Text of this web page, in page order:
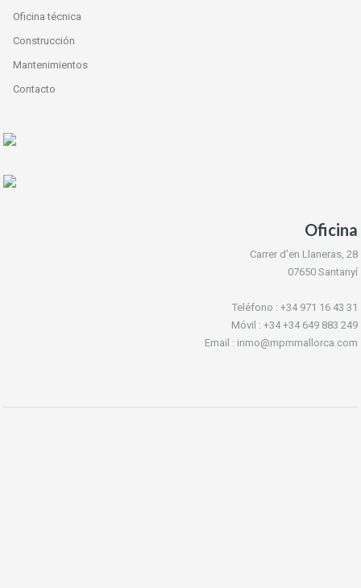
Oficina técnica
Construcción
Mantenimientos
Contacto
Oficina
Carrer d'en Llaneras, 28
07650 Santanyí
Teléfono : +34 971 16 43 31
Móvil : +34 +34 649 883 249
Email : inmo@mpmmallorca.com